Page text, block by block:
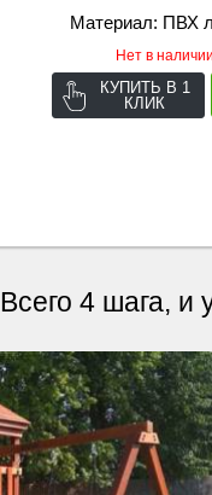
Материал: ПВХ
Нет в наличии
КУПИТЬ В 1
КЛИК
Всего 4 шага, и